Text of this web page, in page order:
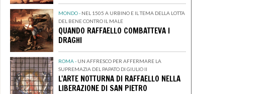
MONDO - NEL 1505 A URBINO E IL TEMA DELLA LOTTA
DEL BENE CONTRO IL MALE
QUANDO RAFFAELLO COMBATTEVA I
DRAGHI
ROMA - UN AFFRESCO PER AFFERMARE LA
SUPREMAZIA DEL PAPATO DI GIULIO II
L'ARTE NOTTURNA DI RAFFAELLO NELLA
LIBERAZIONE DI SAN PIETRO